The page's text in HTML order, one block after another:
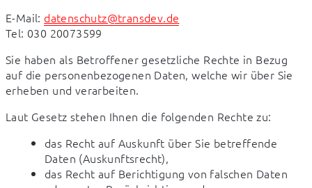
E-Mail: datenschutz@transdev.de
Tel: 030 20073599
Sie haben als Betroffener gesetzliche Rechte in Bezug
auf die personenbezogenen Daten, welche wir über Sie
erheben und verarbeiten.
Laut Gesetz stehen Ihnen die folgenden Rechte zu:
das Recht auf Auskunft über Sie betreffende
Daten (Auskunftsrecht),
das Recht auf Berichtigung von falschen Daten